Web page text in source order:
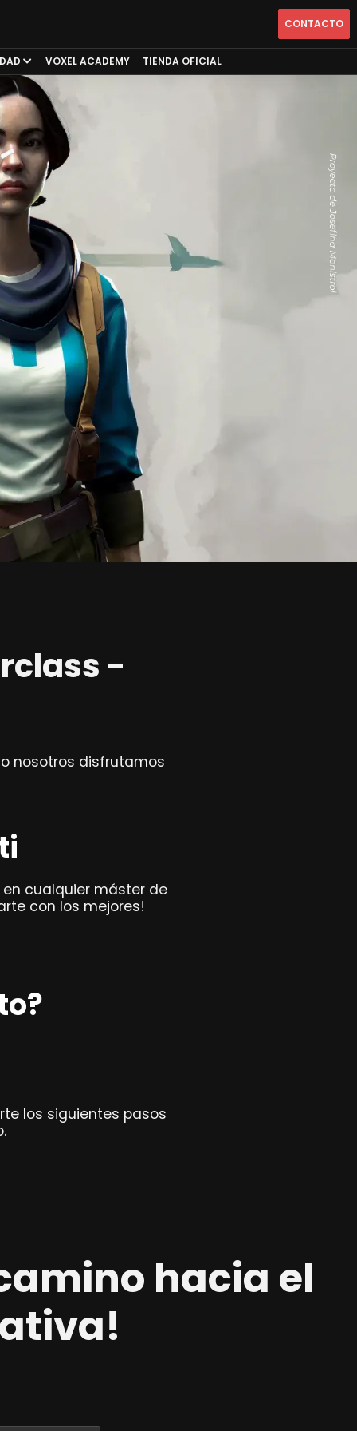
CONTACTO
VOXEL ACADEMY TIENDA OFICIAL
-
nosotros disfrutamos
cualquier máster de
con los mejores!
los siguientes pasos
hacia el